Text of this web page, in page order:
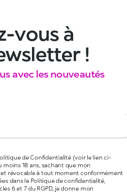
vous à
!
avec les nouveautés
de Confidentialité (voir le lien ci-
moins 18 ans, sachant que mon
révocable à tout moment conformément
dans la Politique de confidentialité,
6 et 7 du RGPD, je donne mon